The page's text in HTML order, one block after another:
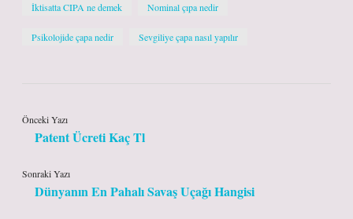
İktisatta CIPA ne demek Nominal çıpa nedir
Psikolojide çapa nedir Sevgiliye çapa nasıl yapılır
Önceki Yazı
Patent Ücreti Kaç Tl
Sonraki Yazı
Dünyanın En Pahalı Savaş Uçağı Hangisi